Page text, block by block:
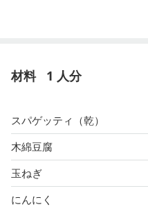
材料 1 人分
スパゲッティ（乾）
木綿豆腐
玉ねぎ
にんにく